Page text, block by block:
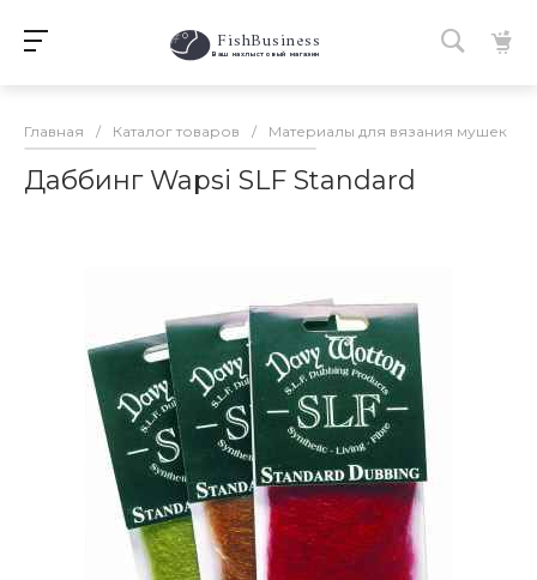
FishBusiness
Ваш нахлыстовый магазин
Главная / Каталог товаров / Материалы для вязания мушек
Даббинг Wapsi SLF Standard